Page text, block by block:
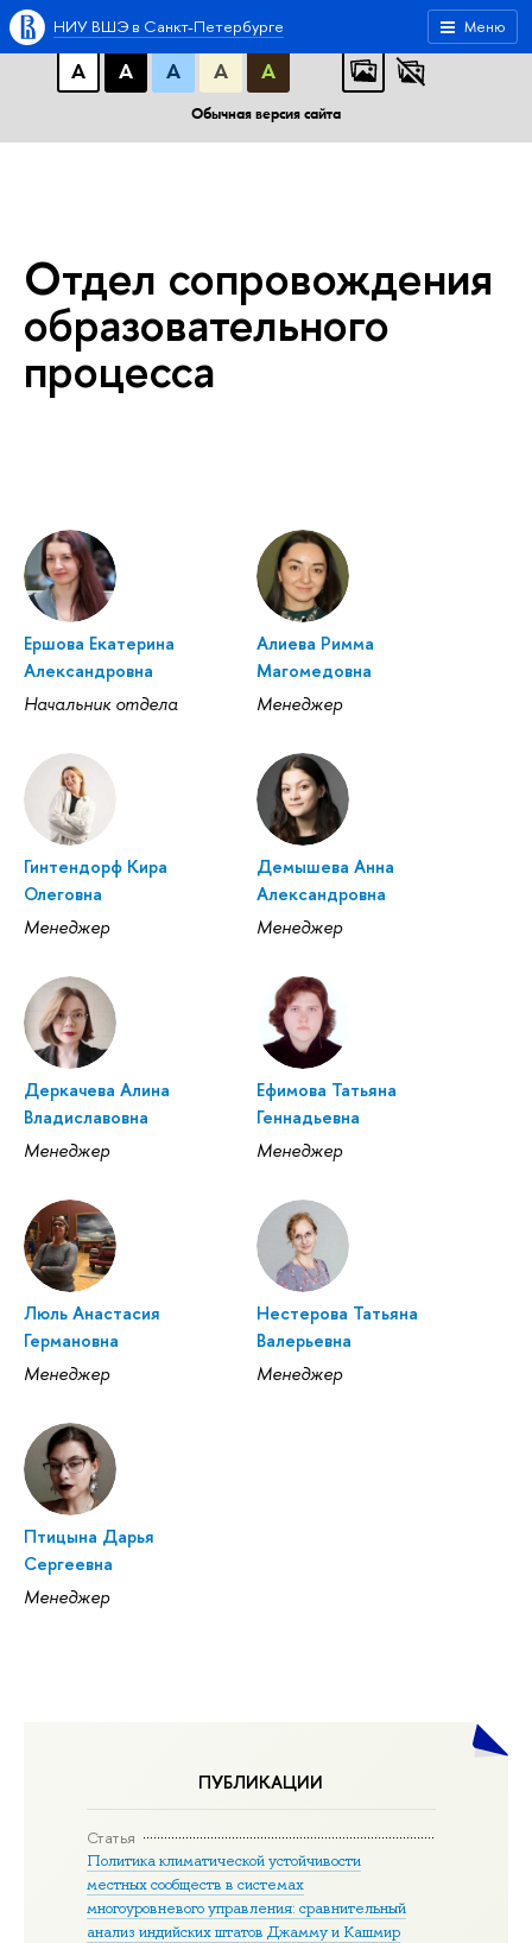
A A A АБB
АБB
А
А А А А
Обычная версия сайта
Меню
НИУ ВШЭ в Санкт-Петербурге
Отдел сопровождения
образовательного
процесса
ПУБЛИКАЦИИ
Статья
Политика климатической устойчивости
местных сообществ в системах
многоуровневого управления: сравнительный
анализ индийских штатов Джамму и Кашмир
Ершова Екатерина
Александровна
Начальник отдела
Алиева Римма
Магомедовна
Менеджер
Гинтендорф Кира
Олеговна
Менеджер
Демышева Анна
Александровна
Менеджер
Деркачева Алина
Владиславовна
Менеджер
Ефимова Татьяна
Геннадьевна
Менеджер
Люль Анастасия
Германовна
Менеджер
Нестерова Татьяна
Валерьевна
Менеджер
Птицына Дарья
Сергеевна
Менеджер